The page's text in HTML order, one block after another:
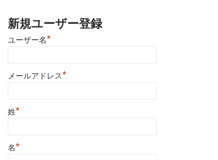
新規ユーザー登録
ユーザー名*
メールアドレス*
姓*
名*